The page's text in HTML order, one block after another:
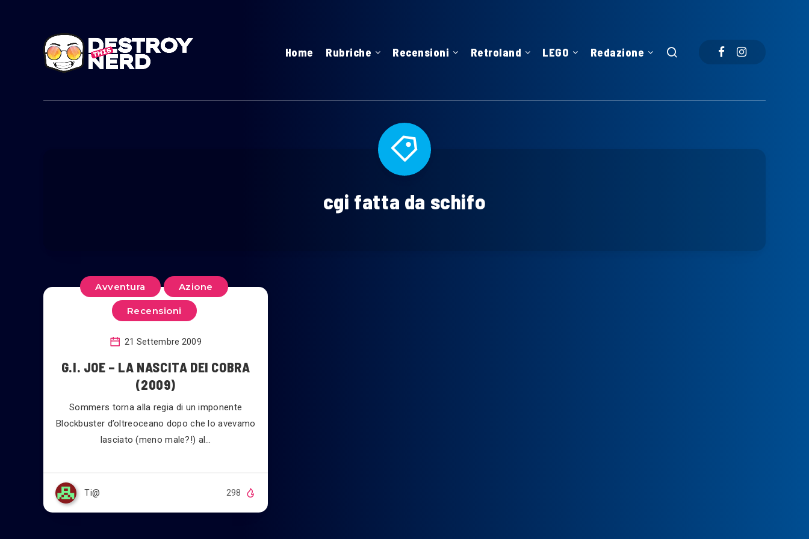
Home Rubriche Recensioni Retroland LEGO Redazione
cgi fatta da schifo
Avventura Azione
Recensioni
21 Settembre 2009
G.I. JOE – LA NASCITA DEI COBRA
(2009)
Sommers torna alla regia di un imponente
Blockbuster d’oltreoceano dopo che lo avevamo
lasciato (meno male?!) al…
Ti@ 298